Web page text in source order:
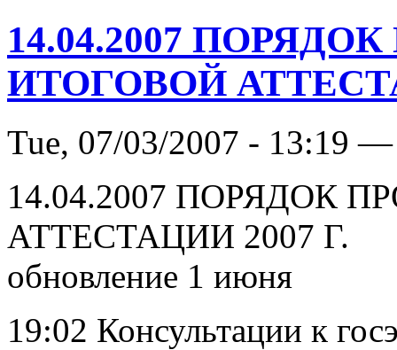
14.04.2007
ИТОГОВОЙ
Tue, 07/03/2007 - 13:19 —
14.04.2007 ПОРЯДОК
АТТЕСТАЦИИ 2007 Г.
обновление 1 июня
19:02 Консультации к